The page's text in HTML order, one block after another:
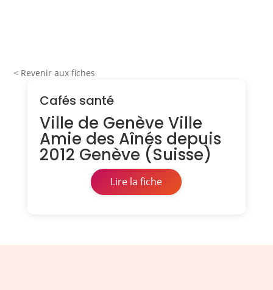
< Revenir aux fiches
Cafés santé
Ville de Genève Ville
Amie des Aînés depuis
2012 Genève (Suisse)
Lire la fiche